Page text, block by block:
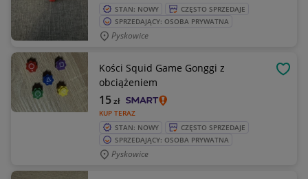
STAN: NOWY
CZĘSTO SPRZEDAJE
SPRZEDAJĄCY: OSOBA PRYWATNA
Pyskowice
Kości Squid Game Gonggi z
obciążeniem
KUP TERAZ
15zł
STAN: NOWY
CZĘSTO SPRZEDAJE
SPRZEDAJĄCY: OSOBA PRYWATNA
Pyskowice